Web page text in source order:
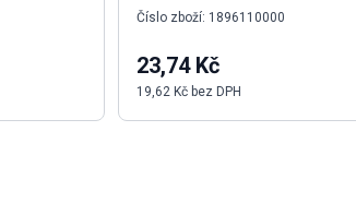
Číslo zboží: 1896110000
23,74 Kč
19,62 Kč bez DPH